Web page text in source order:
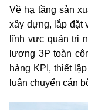
Về hạ tầng sản
xây dựng, lắp đặt
lĩnh vực quản trị
lương 3P toàn
hàng KPI, thiết
luân chuyển cán